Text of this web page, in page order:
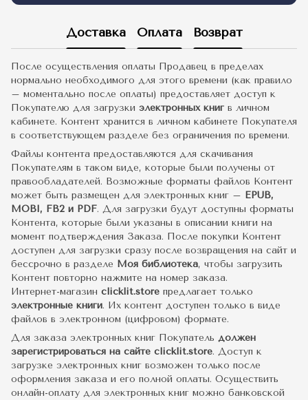
Доставка Оплата Возврат
После осуществления оплаты Продавец в пределах
нормально необходимого для этого времени (как правило
– моментально после оплаты) предоставляет доступ к
Покупателю для загрузки электронных книг в личном
кабинете. Контент хранится в личном кабинете Покупателя
в соответствующем разделе без ограничения по времени.
Файлы контента предоставляются для скачивания
Покупателям в таком виде, которые были получены от
правообладателей. Возможные форматы файлов Контент
может быть размещен для электронных книг – EPUB,
MOBI, FB2 и PDF. Для загрузки будут доступны форматы
Контента, которые были указаны в описании книги на
момент подтверждения Заказа. После покупки Контент
доступен для загрузки сразу после возвращения на сайт и
бессрочно в разделе Моя библиотека, чтобы загрузить
Контент повторно нажмите на номер заказа.
Интернет-магазин clicklit.store предлагает только
электронные книги. Их контент доступен только в виде
файлов в электронном (цифровом) формате.
Для заказа электронных книг Покупатель должен
зарегистрироваться на сайте clicklit.store. Доступ к
загрузке электронных книг возможен только после
оформления заказа и его полной оплаты. Осуществить
онлайн-оплату для электронных книг можно банковской